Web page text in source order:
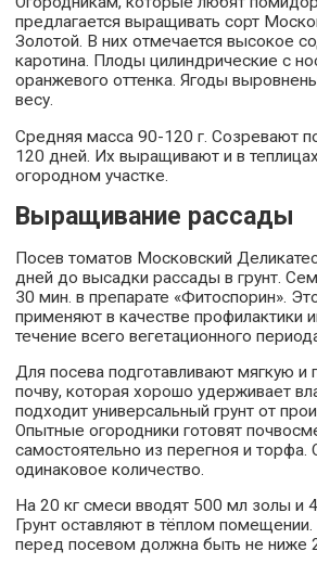
предлагается выращивать сорт
Золотой. В них отмечается высокое
каротина. Плоды цилиндрические с
оранжевого оттенка. Ягоды
весу.
Средняя масса 90-120 г. Созревают
120 дней. Их выращивают и в
огородном участке.
Выращивание рассады
Посев томатов Московский
дней до высадки рассады в грунт.
30 мин. в препарате «Фитоспорин».
применяют в качестве профилактики
течение всего вегетационного
Для посева подготавливают мягкую и
почву, которая хорошо удерживает
подходит универсальный грунт от
Опытные огородники готовят
самостоятельно из перегноя и торфа.
одинаковое количество.
На 20 кг смеси вводят 500 мл золы и 4
Грунт оставляют в тёплом
перед посевом должна быть не ниже